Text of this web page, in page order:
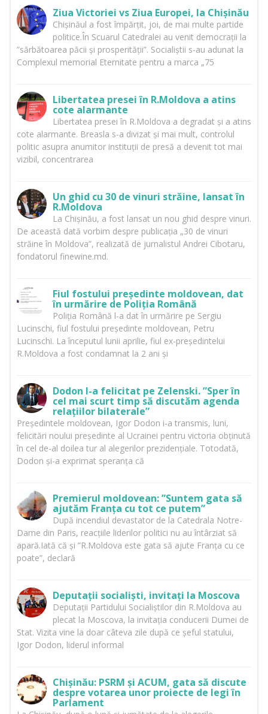
Ziua Victoriei vs Ziua Europei, la Chișinău
Chișinăul a fost împărțit, joi, de mai multe partide
politice.În Scuarul Catedralei au venit democrații la
”sărbătoarea păcii și prosperității”. Socialiștii s-au adunat la
Complexul memorial Eternitate pentru a marca „75
Libertatea presei în R.Moldova a atins
cote alarmante
Libertatea presei în R.Moldova a degradat și a atins
cote alarmante. Breasla s-a divizat și mai mult, controlul
politic asupra anumitor instituții de presă a devenit tot mai
vizibil, concentrarea
Un ghid cu 30 de vinuri străine, lansat în
R.Moldova
La Chișinău, a fost lansat un nou ghid despre vinuri.
De această dată vorbim despre publicația „30 de vinuri
străine în Moldova”, realizată de jurnalistul Andrei Cibotaru,
fondatorul finewine.md.
Fiul fostului președinte moldovean, dat
în urmărire de Poliția Română
Poliția Română l-a dat în urmărire pe Sergiu
Lucinschi, fiul fostului președinte moldovean, Petru
Lucinschi. La începutul lunii aprilie, fiul ex-președintelui
R.Moldova a fost condamnat la 2 ani și
Dodon l-a felicitat pe Zelenski. ”Sper în
cel mai scurt timp să discutăm agenda
relațiilor bilaterale”
Președintele moldovean, Igor Dodon i-a transmis, luni,
felicitări noului președinte al Ucrainei pentru victoria obținută
în cel de-al doilea tur al alegerilor prezidențiale. Totodată,
Dodon și-a exprimat speranța că
Premierul moldovean: ”Suntem gata să
ajutăm Franța cu tot ce putem”
După incendiul devastator de la Catedrala Notre-
Dame din Paris, reacțiile liderilor politici nu au întârziat să
apară.Iată că și ”R.Moldova este gata să ajute Franța cu ce
poate”, declară
Deputații socialiști, invitați la Moscova
Deputații Partidului Socialiștilor din R.Moldova au
plecat la Moscova, la invitația conducerii Dumei de
Stat. Vizita vine la doar câteva zile după ce șeful statului,
Igor Dodon, liderul informal
Chișinău: PSRM și ACUM, gata să discute
despre votarea unor proiecte de legi în
Parlament